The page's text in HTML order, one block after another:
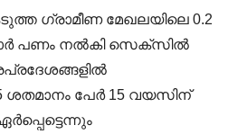
ഗ്രാമീണ മേഖലയിലെ 0.2
പണം നൽകി സെക്‌സിൽ
ശതമാനം പേർ 15 വയസിന്